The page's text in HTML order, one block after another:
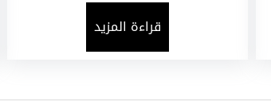
قراءة المزيد